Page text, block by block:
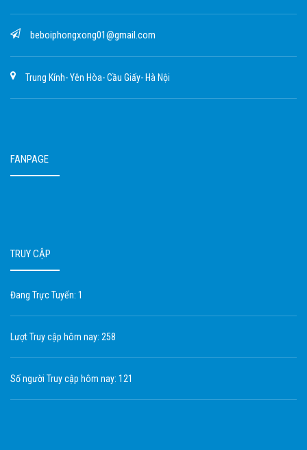
beboiphongxong01@gmail.com
Trung Kính- Yên Hòa- Cầu Giấy- Hà Nội
FANPAGE
TRUY CẬP
Đang Trực Tuyến: 1
Lượt Truy cập hôm nay: 258
Số người Truy cập hôm nay: 121